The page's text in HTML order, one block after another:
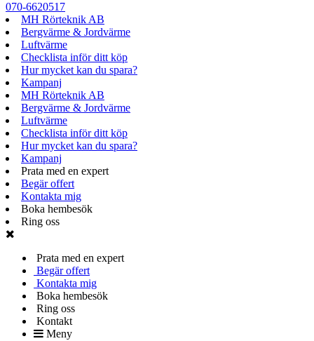
070-6620517
MH Rörteknik AB
Bergvärme & Jordvärme
Luftvärme
Checklista inför ditt köp
Hur mycket kan du spara?
Kampanj
MH Rörteknik AB
Bergvärme & Jordvärme
Luftvärme
Checklista inför ditt köp
Hur mycket kan du spara?
Kampanj
Prata med en expert
Begär offert
Kontakta mig
Boka hembesök
Ring oss
Prata med en expert
Begär offert
Kontakta mig
Boka hembesök
Ring oss
Kontakt
Meny